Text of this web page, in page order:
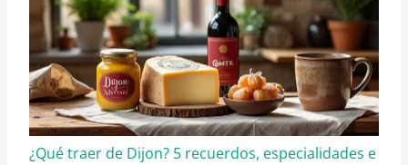
¿Qué traer de Dijon? 5 recuerdos, especialidades e